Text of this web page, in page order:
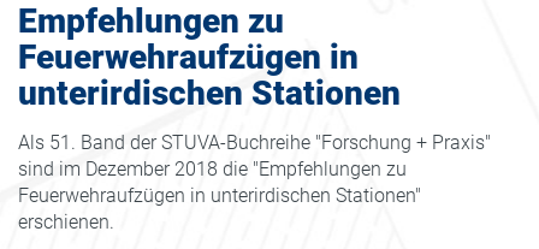
Empfehlungen zu
Feuerwehraufzügen in
unterirdischen Stationen
Als 51. Band der STUVA-Buchreihe "Forschung + Praxis"
sind im Dezember 2018 die "Empfehlungen zu
Feuerwehraufzügen in unterirdischen Stationen"
erschienen.